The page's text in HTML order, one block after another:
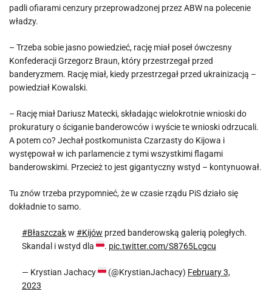
padli ofiarami cenzury przeprowadzonej przez ABW na polecenie
władzy.
– Trzeba sobie jasno powiedzieć, rację miał poseł ówczesny
Konfederacji Grzegorz Braun, który przestrzegał przed
banderyzmem. Rację miał, kiedy przestrzegał przed ukrainizacją –
powiedział Kowalski.
– Rację miał Dariusz Matecki, składając wielokrotnie wnioski do
prokuratury o ściganie banderowców i wyście te wnioski odrzucali.
A potem co? Jechał postkomunista Czarzasty do Kijowa i
występował w ich parlamencie z tymi wszystkimi flagami
banderowskimi. Przecież to jest gigantyczny wstyd – kontynuował.
Tu znów trzeba przypomnieć, że w czasie rządu PiS działo się
dokładnie to samo.
#Błaszczakw #Kijów przed banderowską galerią poległych.
Skandal i wstyd dla
. pic.twitter.com/S8765Lcgcu
— Krystian Jachacy (@KrystianJachacy) February 3,
2023